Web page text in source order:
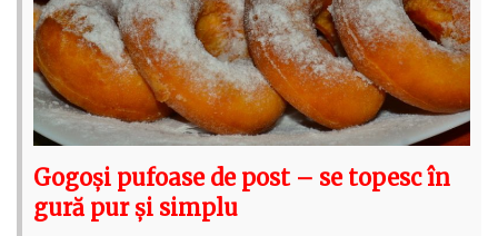
Gogoși pufoase de post – se topesc în
gură pur și simplu